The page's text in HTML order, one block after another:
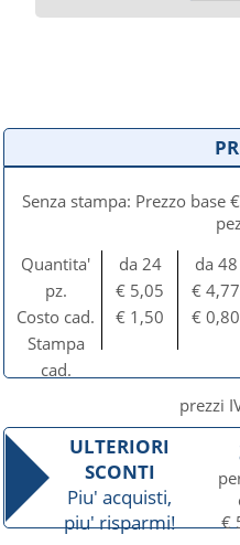
Senza stampa: Prezzo base
Quantita'
pz.
Costo cad.
Stampa
cad.
da 24
€ 5,05
€ 1,50
da 48
€ 4,77
€ 0,80
prezzi
ULTERIORI
SCONTI
Piu' acquisti,
piu' risparmi!
€